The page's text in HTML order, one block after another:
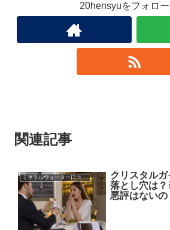
20hensyuをフォロ
関連記事
ミネラルウォーター口コミに落とし穴？
クリスタル
落とし穴は
悪評はないの